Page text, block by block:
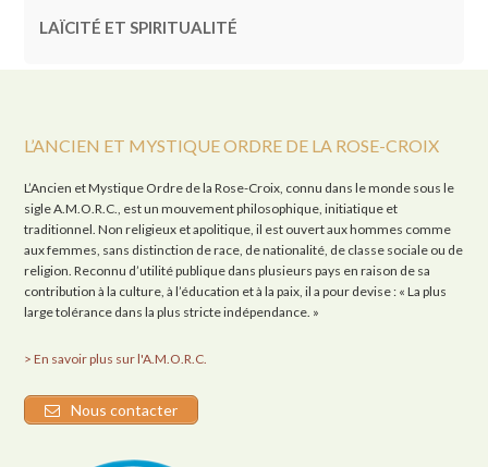
LAÏCITÉ ET SPIRITUALITÉ
L’ANCIEN ET MYSTIQUE ORDRE DE LA ROSE-CROIX
L’Ancien et Mystique Ordre de la Rose-Croix, connu dans le monde sous le
sigle A.M.O.R.C., est un mouvement philosophique, initiatique et
traditionnel. Non religieux et apolitique, il est ouvert aux hommes comme
aux femmes, sans distinction de race, de nationalité, de classe sociale ou de
religion. Reconnu d’utilité publique dans plusieurs pays en raison de sa
contribution à la culture, à l’éducation et à la paix, il a pour devise : « La plus
large tolérance dans la plus stricte indépendance. »
> En savoir plus sur l'A.M.O.R.C.
Nous contacter